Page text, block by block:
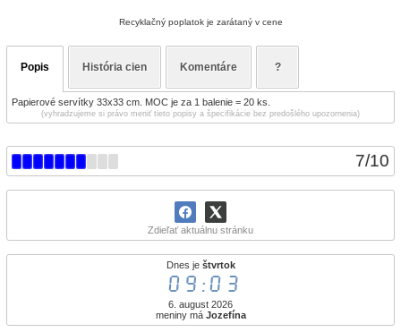
7/10
Zdieľať aktuálnu stránku
Dnes je štvrtok
09:03
6. august 2026
meniny má Jozefína
Recyklačný poplatok je zarátaný v cene
Popis História cien Komentáre ?
Papierové servítky 33x33 cm. MOC je za 1 balenie = 20 ks.
(vyhradzujeme si právo meniť tieto popisy a špecifikácie bez predošlého upozornenia)